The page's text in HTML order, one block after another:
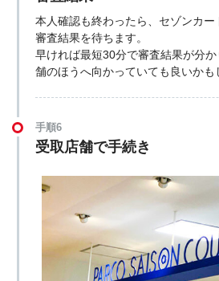
本人確認も終わったら、セゾンカ
審査結果を待ちます。
早ければ最短30分で審査結果が分
舗のほうへ向かっていても良いかも
手順6
受取店舗で手続き